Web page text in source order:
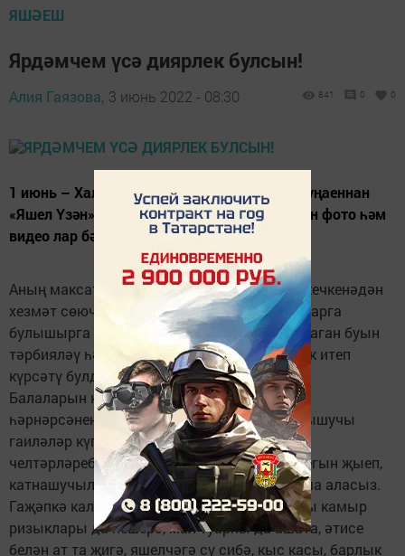
ЯШӘЕШ
Ярдәмчем үсә диярлек булсын!
Алия Гаязова, 3 июнь 2022 - 08:30 841 0 0
1 июнь – Халыкара балаларны яклау көне уңаеннан
«Яшел Үзән» газетасы «Ярдәмчем үсә» дигән фото һәм
видео лар бәйгесе игълан иткән иде.
Аның максаты – бәгырь җимешләребезне кечкенәдән
хезмәт сөючән, ярдәмчел, игелекле, башкаларга
булышырга атлыгып торучы битараф булмаган буын
тәрбияләү һәм аларны башкаларга да үрнәк итеп
күрсәтү булды.
Балаларын кечкенәдән кул арасына кертеп,
һәрнәрсәнең җаен белеп үссеннәр дип тырышучы
гаиләләр күп икән. Безнең социаль
челтәрләребездә#минәтиәнибаласыхештегын җыеп,
катнашучыларның барысы белән дә таныша аласыз.
Гаҗәпкә калырлык! Ра йоныбыз ул-кызлары камыр
ризыклары да пешерә, мал-туарны да ашата, әтисе
белән ат та җигә, яшелчәгә су сибә, кыс касы, барлык